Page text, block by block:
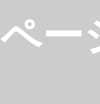
ペー